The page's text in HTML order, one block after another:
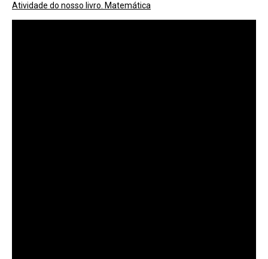
Atividade do nosso livro. Matemática